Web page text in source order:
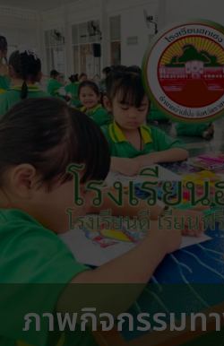
โรงเรีย
โรงเรียนดี เรียน
ภาพกิจกรรมท